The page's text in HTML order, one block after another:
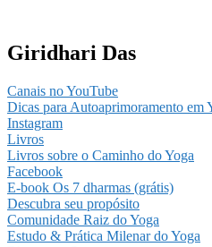
Giridhari Das
Canais no YouTube
Dicas para Autoaprimoramento em
Instagram
Livros
Livros sobre o Caminho do Yoga
Facebook
E-book Os 7 dharmas (grátis)
Descubra seu propósito
Comunidade Raiz do Yoga
Estudo & Prática Milenar do Yoga